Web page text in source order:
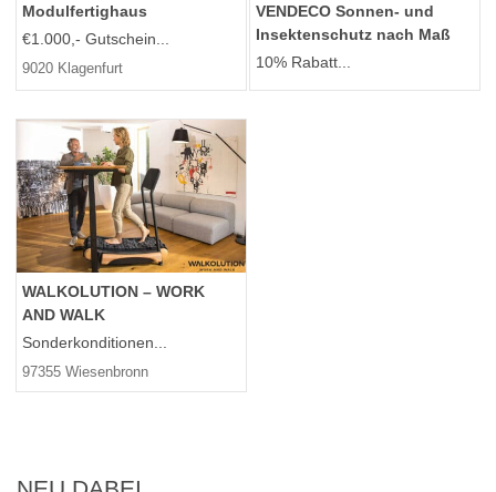
Modulfertighaus
€1.000,- Gutschein...
9020 Klagenfurt
VENDECO Sonnen- und
Insektenschutz nach Maß
10% Rabatt...
WALKOLUTION – WORK
AND WALK
Sonderkonditionen...
97355 Wiesenbronn